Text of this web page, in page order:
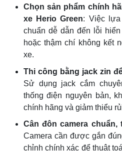
Chọn sản phẩm chính
xe Herio Green: Việc lựa
chuẩn dễ dẫn đến lỗi
hoặc thậm chí không kết
xe.
Thi công bằng jack zin
Sử dụng jack cắm
thống điện nguyên bản,
chính hãng và giảm thiểu
Cân đôn camera
Camera cần được gắn
chỉnh chính xác để thuật